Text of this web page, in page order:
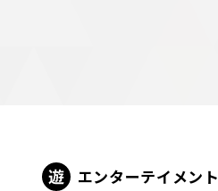
エンターテイメント